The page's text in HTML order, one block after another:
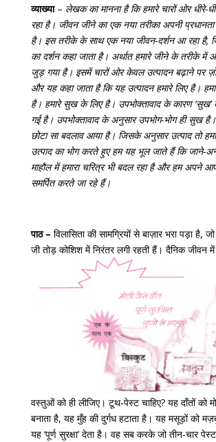
व्याख्या– लेखक का मानना है कि हमारे चारों ओर धीरे-
रहा है। जीवन जीने का एक नया तरीका अपनी
है। इस तरीके के साथ एक नया जीवन-दर्शन आ रहा है,
का दर्शन कहा जाता है। अर्थात हमारे जीने के तरीके में
जुड़ गया है। इसमें चारों ओर केवल उत्पादन बढ़ाने पर
और यह कहा जाता है कि यह उत्पादन हमारे लिए है।
है। हमारे सुख के लिए है। उपभोक्तावाद के कारण ‘सुख’
गई है। उपभोक्‍तावाद के अनुसार उपभोग-भोग ही सुख
छोटा सा बदलाव आया है। जिसके अनुसार उत्पाद तो
उत्पाद का भोग करते हुए हम यह भूल जाते हैं कि
माहौल में हमारा चरित्र भी बदल रहा है और हम अपने
समर्पित करते जा रहे हैं।
पाठ – विलासिता की सामग्रियों से बाज़ार भरा पड़ा है,
जी तोड़ कोशिश में निरंतर लगी रहती हैं। दैनिक जीवन
वस्तुओं को ही लीजिए। टूथ-पेस्ट चाहिए? यह दाँतों को
बनाता है, यह मुँह की दुर्गध हटाता है। यह मसूड़ों को
यह ‘पूर्ण सुरक्षा’ देता है। वह सब करके जो तीन-चार